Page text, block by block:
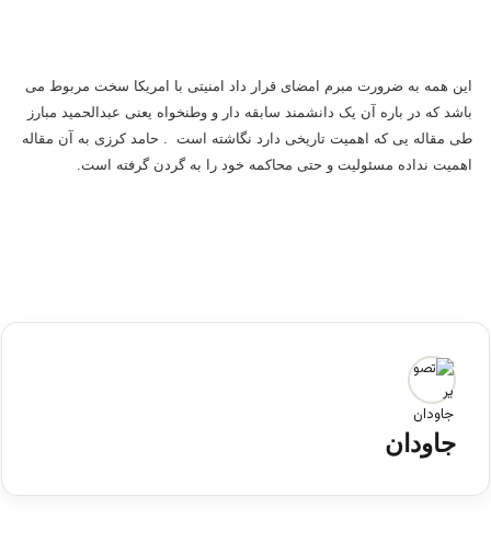
این همه به ضرورت مبرم امضای قرار داد امنیتی با امریکا سخت مربوط می
باشد که در باره آن یک دانشمند سابقه دار و وطنخواه یعنی عبدالحمید مبارز
طی مقاله یی که اهمیت تاریخی دارد نگاشته است . حامد کرزی به آن مقاله
اهمیت نداده مسئولیت و حتی محاکمه خود را به گردن گرفته است.
جاودان